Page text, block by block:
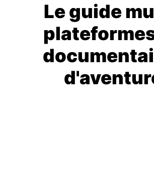
Le guide